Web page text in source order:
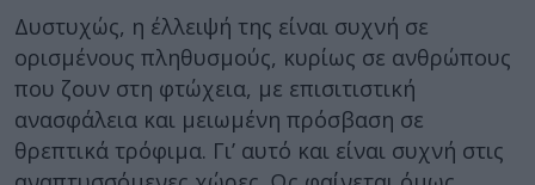
Δυστυχώς, η έλλειψή της είναι συχνή σε
ορισμένους πληθυσμούς, κυρίως σε ανθρώπους
που ζουν στη φτώχεια, με επισιτιστική
ανασφάλεια και μειωμένη πρόσβαση σε
θρεπτικά τρόφιμα. Γι’ αυτό και είναι συχνή στις